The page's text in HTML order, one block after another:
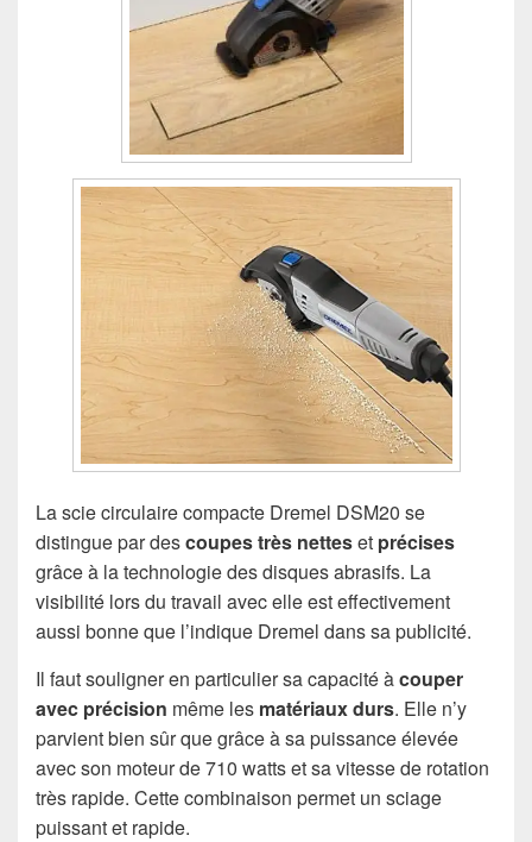
La scie circulaire compacte Dremel DSM20 se
distingue par descoupes très netteset précises
grâce à la technologie des disques abrasifs. La
visibilité lors du travail avec elle est effectivement
aussi bonne que l’indique Dremel dans sa publicité.
Il faut souligner en particulier sa capacité àcouper
avec précision même les matériaux durs. Elle n’y
parvient bien sûr que grâce à sa puissance élevée
avec son moteur de 710 watts et sa vitesse de rotation
très rapide. Cette combinaison permet un sciage
puissant et rapide.